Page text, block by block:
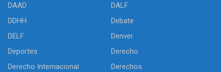
DAAD
DALF
DDHH
Debate
DELF
Denver
Deportes
Derecho
Derecho Internacional
Derechos